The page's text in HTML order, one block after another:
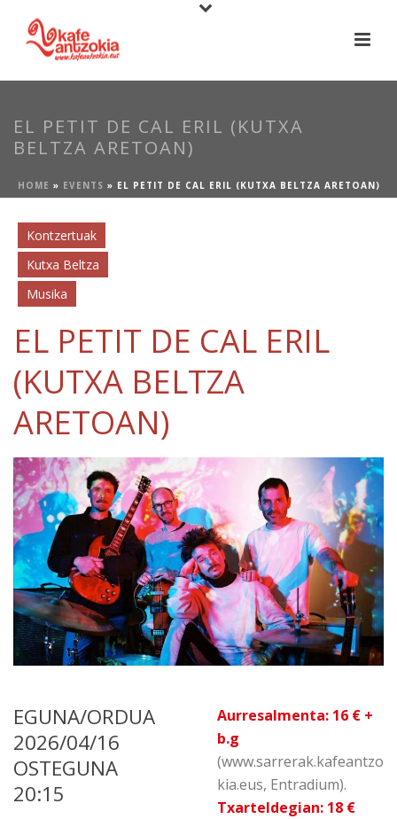
EL PETIT DE CAL ERIL (KUTXA
BELTZA ARETOAN)
HOME » EVENTS » EL PETIT DE CAL ERIL (KUTXA BELTZA ARETOAN)
Kontzertuak
Kutxa Beltza
Musika
EL PETIT DE CAL ERIL
(KUTXA BELTZA
ARETOAN)
EGUNA/ORDUA
2026/04/16
OSTEGUNA
20:15
Aurresalmenta: 16 € +
b.g
(www.sarrerak.kafeantzo
kia.eus, Entradium).
Txarteldegian: 18 €